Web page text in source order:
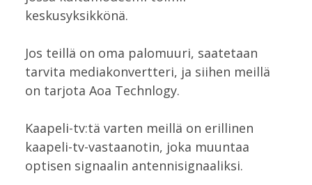
keskusyksikkönä.
Jos teillä on oma palomuuri, saatetaan
tarvita mediakonvertteri, ja siihen meillä
on tarjota Aoa Technlogy.
Kaapeli-tv:tä varten meillä on erillinen
kaapeli-tv-vastaanotin, joka muuntaa
optisen signaalin antennisignaaliksi.